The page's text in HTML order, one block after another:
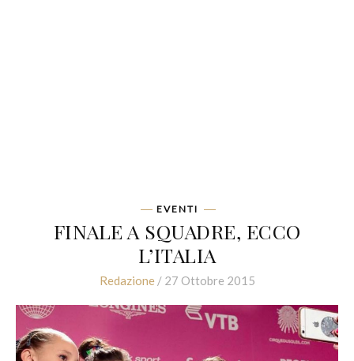
EVENTI
FINALE A SQUADRE, ECCO
L’ITALIA
Redazione/ 27 Ottobre 2015